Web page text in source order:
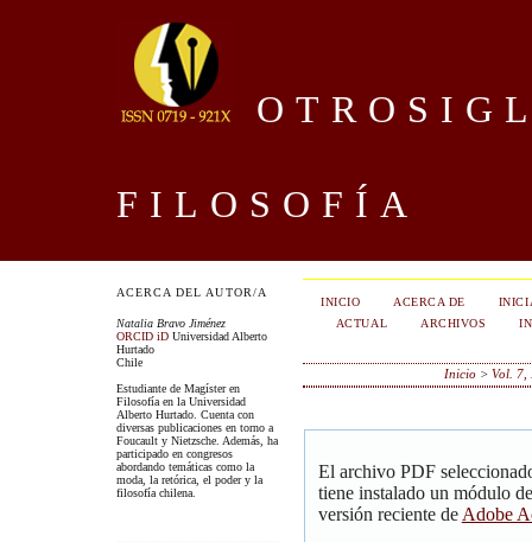
FILOSOFÍA
ACERCA DEL AUTOR/A
Natalia Bravo Jiménez
ORCID iD Universidad Alberto
Hurtado
Chile
Estudiante de Magíster en
Filosofía en la Universidad
Alberto Hurtado. Cuenta con
diversas publicaciones en torno a
Foucault y Nietzsche. Además, ha
participado en congresos
abordando temáticas como la
moda, la retórica, el poder y la
filosofía chilena.
INICIO ACERCA DE
ACTUAL
ARCHIVOS
Inicio> Vol. 7,
El archivo PDF
tiene instalado un módulo
versión reciente de Adobe